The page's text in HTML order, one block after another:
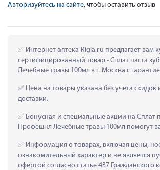
Авторизуйтесь на сайте, чтобы оставить отзыв
Интернет аптека Rigla.ru предлагает вам
сертифицированный товар - Сплат паста
Лечебные травы 100мл в г. Москва с
Цена на товары указана без учета скидок
доставки.
Бонусная и специальные акции на Сплат
Профешнл Лечебные травы 100мл помогут
Информация о товарах, включая цены,
ознакомительный характер и не является
офертой согласно статье 437 Гражданского